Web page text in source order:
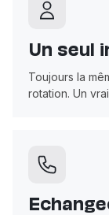
Un seul
Toujours la
rotation. Un